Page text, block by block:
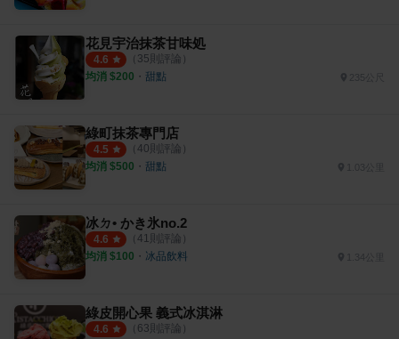
花見宇治抹茶甘味処
4.6 （ 35則評論）
均消 $200 ・ 甜點 235公尺
綠町抹茶專門店
4.5 （ 40則評論）
均消 $500 ・ 甜點
冰ㄉ• かき氷no.2
4.6 （ 41則評論）
均消 $100 ・ 冰品飲料 1.34公里
綠皮開心果 義式冰淇淋
4.6 （ 63則評論）